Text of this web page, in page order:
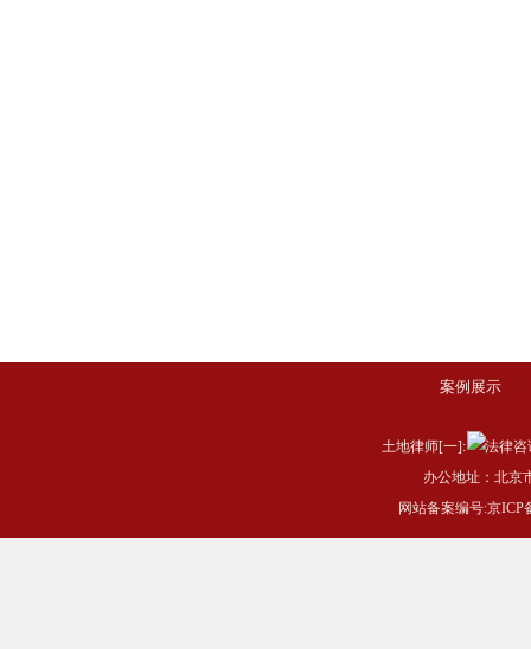
案例展示
土地律师[一]:
办公地址：北京
网站备案编号:京ICP